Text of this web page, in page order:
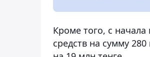
Кроме того, с
средств на сумму